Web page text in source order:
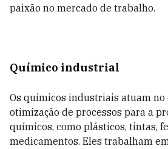
paixão no mercado de trabalho.
Químico industrial
Os químicos industriais atuam
otimização de processos para a
químicos, como plásticos, tintas,
medicamentos. Eles trabalham